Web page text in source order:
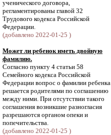
ученического договора,
регламентированы главой 32
Трудового кодекса Российской
Федерации.
(добавлено 2022-01-25 )
Может ли ребенок иметь двойную
фамилию.
Согласно пункту 4 статьи 58
Семейного кодекса Российской
Федерации вопрос о фамилии ребенка
решается родителями по соглашению
между ними. При отсутствии такого
соглашения возникшие разногласия
разрешаются органом опеки и
попечительства.
(добавлено 2022-01-25 )